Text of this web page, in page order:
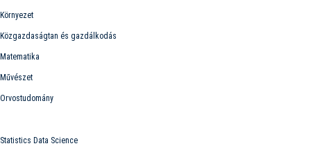
Környezet
Közgazdaságtan és gazdálkodás
Matematika
Művészet
Orvostudomány
Statistics Data Science